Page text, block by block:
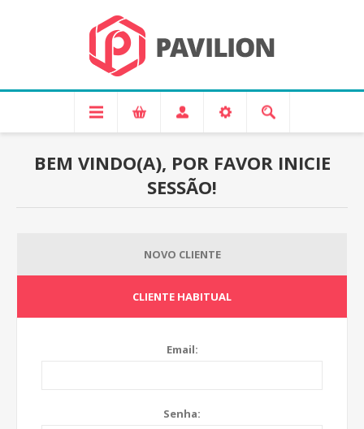
BEM VINDO(A), POR FAVOR INICIE
SESSÃO!
NOVO CLIENTE
CLIENTE HABITUAL
Email:
Senha: